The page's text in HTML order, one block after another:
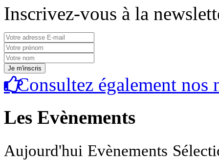
Inscrivez-vous à la
Consultez également nos
Les Evènements
Aujourd'hui Evènements